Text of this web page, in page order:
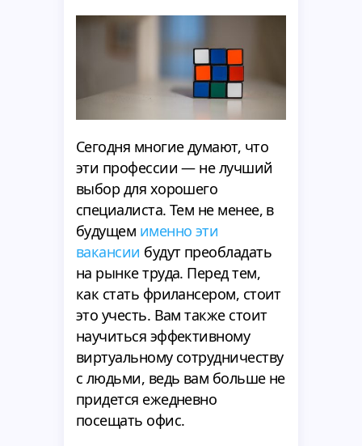
Сегодня многие думают, что
эти профессии — не лучший
выбор для хорошего
специалиста. Тем не менее, в
будущем именно эти
вакансии будут преобладать
на рынке труда. Перед тем,
как стать фрилансером, стоит
это учесть. Вам также стоит
научиться эффективному
виртуальному сотрудничеству
с людьми, ведь вам больше не
придется ежедневно
посещать офис.